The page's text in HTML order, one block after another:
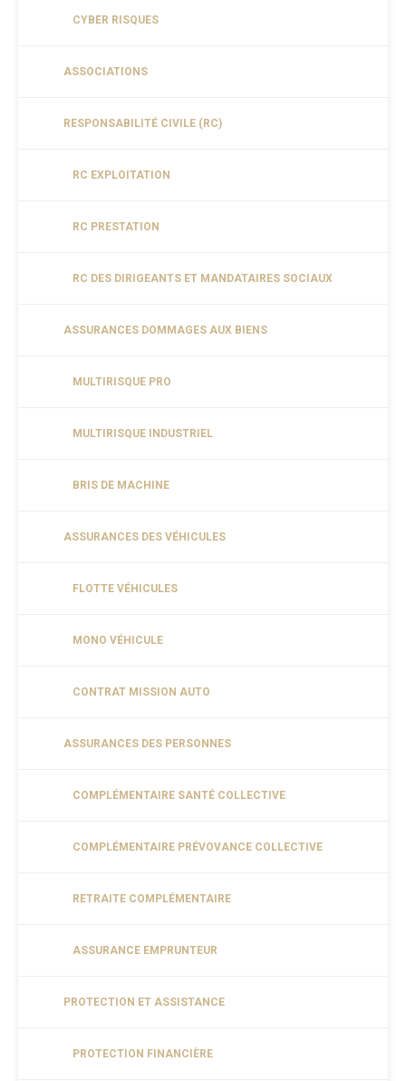
CYBER RISQUES
ASSOCIATIONS
RESPONSABILITÉ CIVILE (RC)
RC EXPLOITATION
RC PRESTATION
RC DES DIRIGEANTS ET MANDATAIRES SOCIAUX
ASSURANCES DOMMAGES AUX BIENS
MULTIRISQUE PRO
MULTIRISQUE INDUSTRIEL
BRIS DE MACHINE
ASSURANCES DES VÉHICULES
FLOTTE VÉHICULES
MONO VÉHICULE
CONTRAT MISSION AUTO
ASSURANCES DES PERSONNES
COMPLÉMENTAIRE SANTÉ COLLECTIVE
COMPLÉMENTAIRE PRÉVOVANCE COLLECTIVE
RETRAITE COMPLÉMENTAIRE
ASSURANCE EMPRUNTEUR
PROTECTION ET ASSISTANCE
PROTECTION FINANCIÈRE